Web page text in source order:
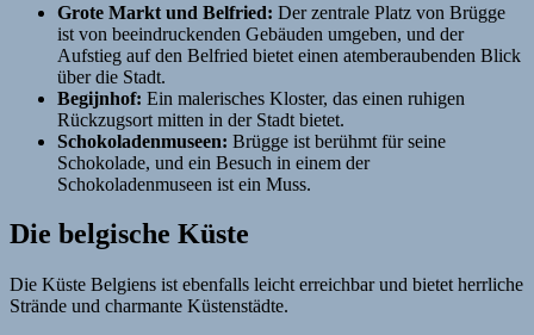
Grote Markt und Belfried: Der zentrale Platz von Brügge
ist von beeindruckenden Gebäuden umgeben, und der
Aufstieg auf den Belfried bietet einen atemberaubenden Blick
über die Stadt.
Begijnhof: Ein malerisches Kloster, das einen ruhigen
Rückzugsort mitten in der Stadt bietet.
Schokoladenmuseen: Brügge ist berühmt für seine
Schokolade, und ein Besuch in einem der
Schokoladenmuseen ist ein Muss.
Die belgische Küste
Die Küste Belgiens ist ebenfalls leicht erreichbar und bietet herrliche
Strände und charmante Küstenstädte.